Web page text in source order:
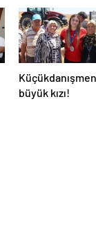
büyük kızı!